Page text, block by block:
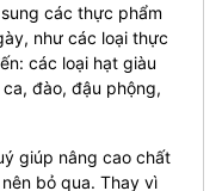
các thực phẩm
như các loại thực
các loại hạt giàu
đào, đậu phộng,
giúp nâng cao chất
bỏ qua. Thay vì